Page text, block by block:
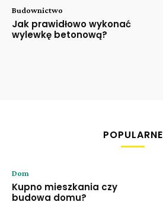
Budownictwo
Jak prawidłowo wykonać
wylewkę betonową?
POPULARNE
Dom
Kupno mieszkania czy
budowa domu?